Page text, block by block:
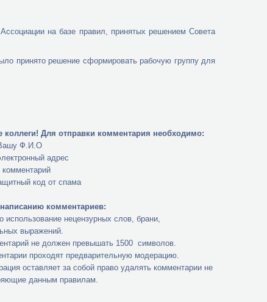
на базе правил, принятых решением Совета
принято решение сформировать рабочую группу для
коллеги! Для отправки комментария необходимо:
Вашу Ф.И.О
адрес
комментарий
код от спама
комментариев:
использование нецензурных слов, брани,
выражений.
не должен превышать 1500 символов.
проходят предварительную модерацию.
оставляет за собой право удалять комментарии не
данным правилам.